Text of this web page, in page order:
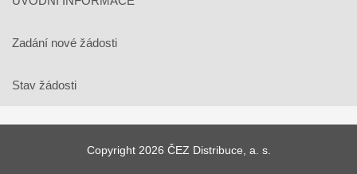
Zadání nové žádosti
Stav žádosti
Copyright 2026 ČEZ Distribuce, a. s.